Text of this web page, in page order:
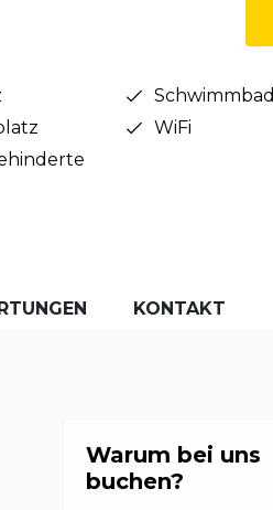
Schwimmbad
WiFi
KONTAKT
Warum bei uns
buchen?